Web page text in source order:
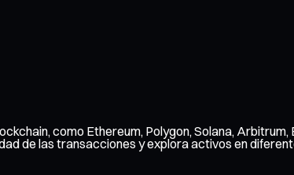
como Ethereum, Polygon, Solana,
de las transacciones y explora activos en